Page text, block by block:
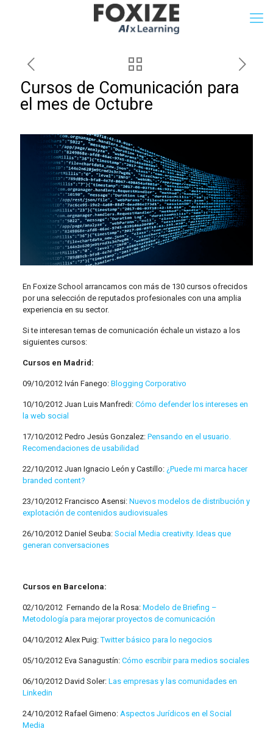
Cursos de Comunicación para
el mes de Octubre
En Foxize School arrancamos con más de 130 cursos ofrecidos
por una selección de reputados profesionales con una amplia
experiencia en su sector.
Si te interesan temas de comunicación échale un vistazo a los
siguientes cursos:
Cursos en Madrid:
09/10/2012 Iván Fanego: Blogging Corporativo
10/10/2012 Juan Luis Manfredi: Cómo defender los intereses en
la web social
17/10/2012 Pedro Jesús Gonzalez: Pensando en el usuario.
Recomendaciones de usabilidad
22/10/2012 Juan Ignacio León y Castillo: ¿Puede mi marca hacer
branded content?
23/10/2012 Francisco Asensi: Nuevos modelos de distribución y
explotación de contenidos audiovisuales
26/10/2012 Daniel Seuba: Social Media creativity. Ideas que
generan conversaciones
Cursos en Barcelona:
02/10/2012 Fernando de la Rosa: Modelo de Briefing –
Metodología para mejorar proyectos de comunicación
04/10/2012 Alex Puig:Twitter básico para lo negocios
05/10/2012 Eva Sanagustín: Cómo escribir para medios sociales
06/10/2012 David Soler: Las empresas y las comunidades en
Linkedin
24/10/2012 Rafael Gimeno: Aspectos Jurídicos en el Social
Media